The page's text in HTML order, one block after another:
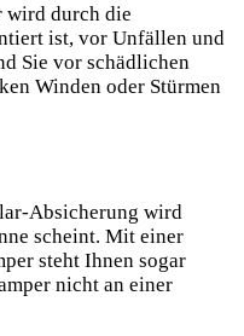
‍wird durch die
ist, vor Unfällen und
⁢Sie‍ vor schädlichen
Winden oder Stürmen
Absicherung ​wird
scheint. Mit‍ einer
steht Ihnen sogar
nicht an einer​